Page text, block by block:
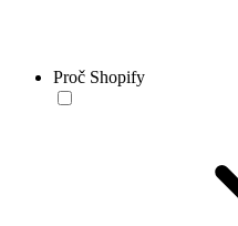
Proč Shopify